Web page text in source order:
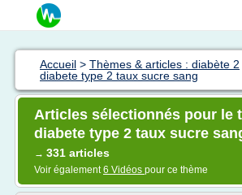
Accueil > Thèmes & articles : diabète 2
diabete type 2 taux sucre sang
Articles sélectionnés pour le
diabete type 2 taux sucre
→ 331 articles
Voir également6 Vidéos pour ce thème